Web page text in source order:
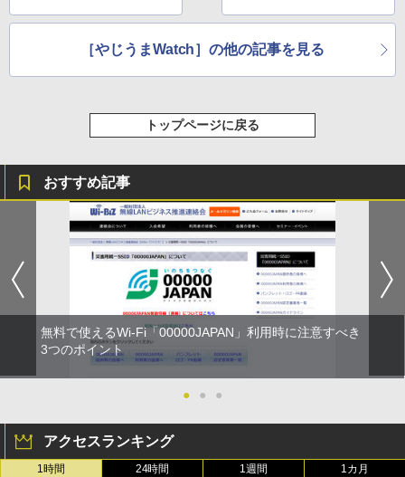
［やじうまWatch］の他の記事を見る
トップページに戻る
おすすめ記事
無料で使えるWi-Fi「00000JAPAN」利用時に注意すべき
3つのポイント
● ● ●
アクセスランキング
1時間 24時間 1週間 1カ月